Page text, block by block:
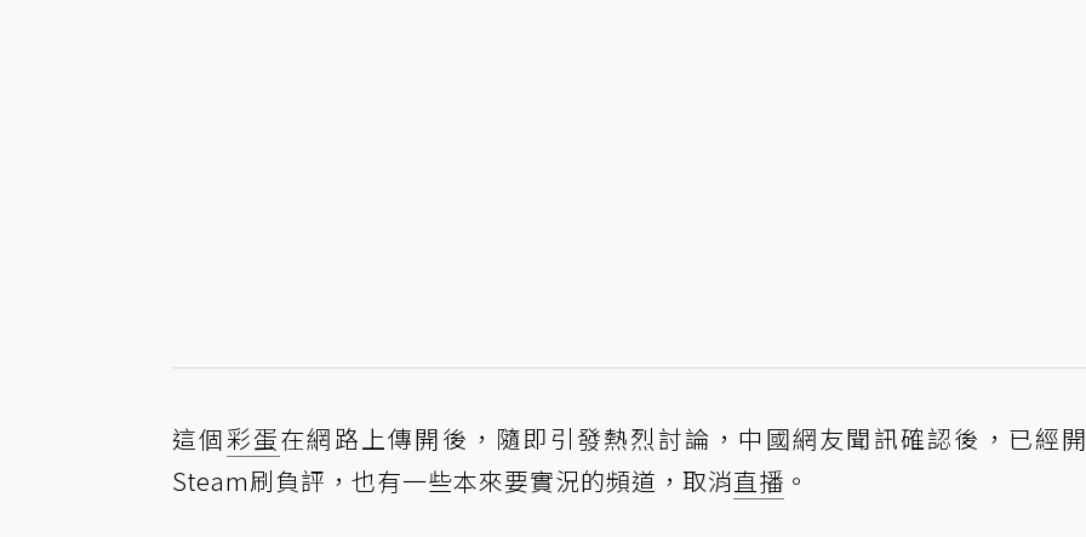
這個彩蛋在網路上傳開後，隨即引發熱烈討論，中國網友聞訊確認後，已經
Steam刷負評，也有一些本來要實況的頻道，取消直播 。